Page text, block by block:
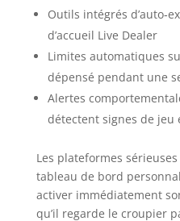
Outils intégrés
d’accueil Live Dealer
Limites automatiques
dépensé pendant une
Alertes
détectent signes de jeu
Les plateformes
tableau de bord
activer immédiatement
qu’il regarde le croupier